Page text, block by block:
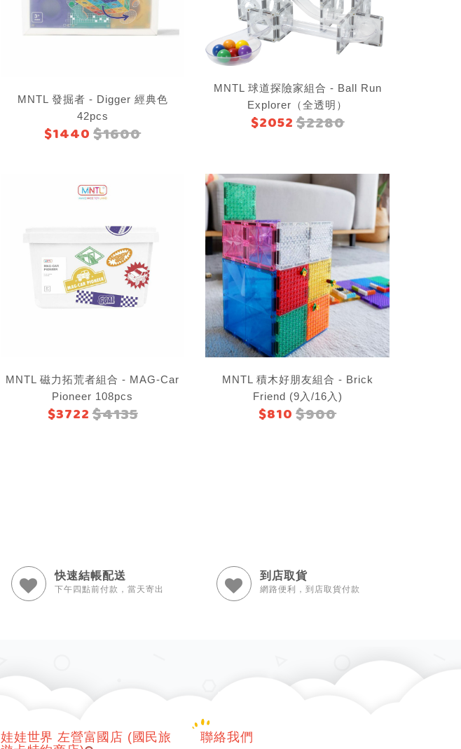
MNTL 發掘者 - Digger 經典色
42pcs
$1440$1600
MNTL 球道探險家組合 - Ball Run
Explorer（全透明）
$2052$2280
MNTL 磁力拓荒者組合 - MAG-Car
Pioneer 108pcs
$3722$4135
MNTL 積木好朋友組合 - Brick
Friend (9入/16入)
$810$900
快速結帳配送
下午四點前付款，當天寄出
到店取貨
網路便利，到店取貨付款
娃娃世界 左營富國店 (國民旅
聯絡我們